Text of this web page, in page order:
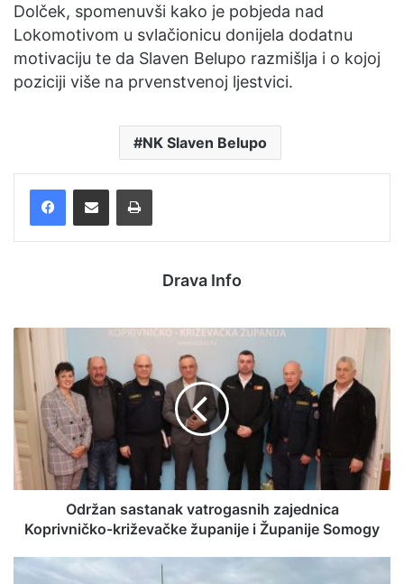
Dolček, spomenuvši kako je pobjeda nad
Lokomotivom u svlačionicu donijela dodatnu
motivaciju te da Slaven Belupo razmišlja i o kojoj
poziciji više na prvenstvenoj ljestvici.
NK Slaven Belupo
Drava Info
Održan sastanak vatrogasnih zajednica
Koprivničko-križevačke županije i Županije Somogy